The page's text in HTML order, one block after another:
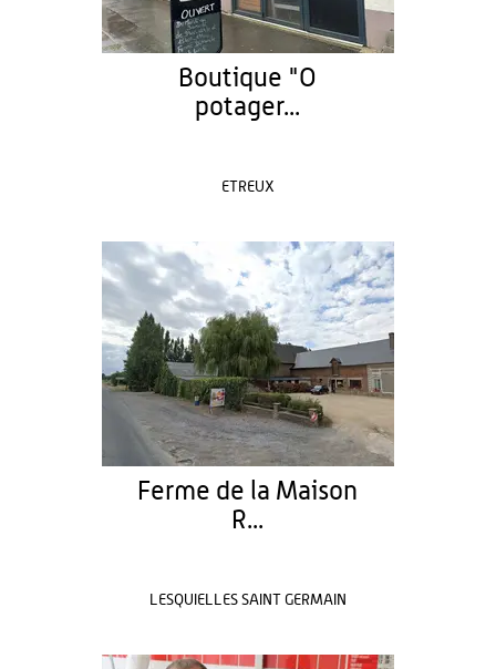
Boutique "O
potager...
ETREUX
Ferme de la Maison
R...
LESQUIELLES SAINT GERMAIN